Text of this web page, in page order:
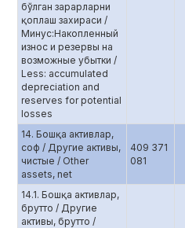
бўлган зарарларни
қоплаш захираси /
Минус:Накопленный
износ и резервы на
возможные убытки /
Less: accumulated
depreciation and
reserves for potential
losses
14. Бошқа активлар,
соф / Другие активы,
чистые / Other
assets, net
409 371
081
14.1. Бошқа активлар,
брутто / Другие
активы, брутто /